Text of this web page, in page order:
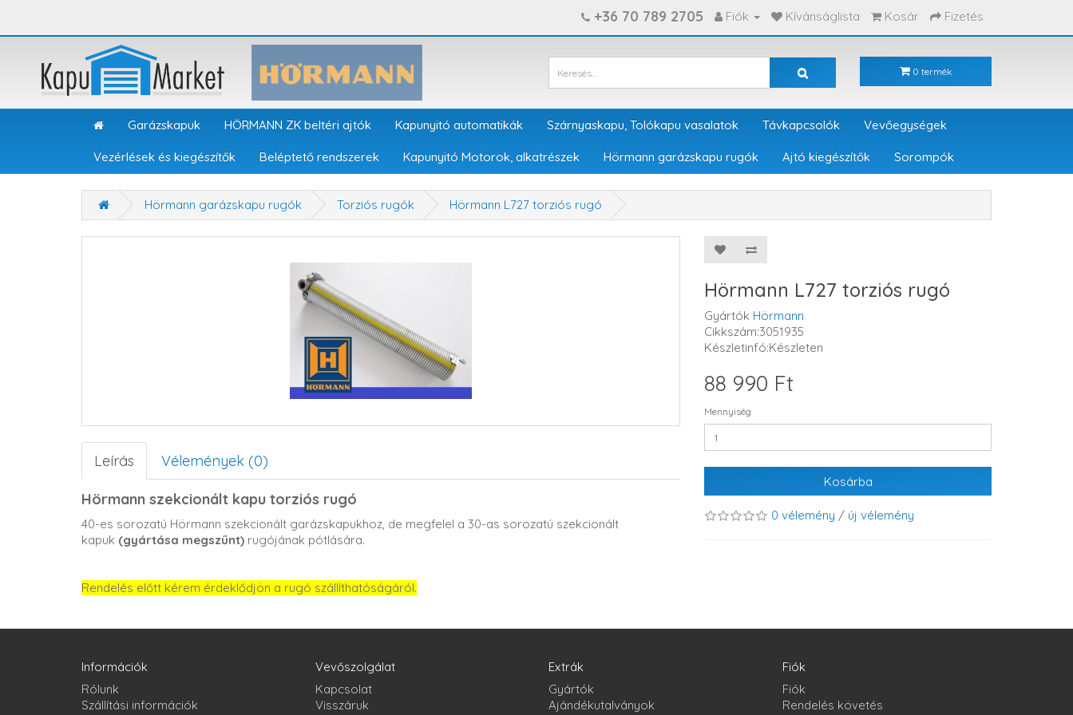
+36 70 789 2705 Fiók Kívánságlista Kosár Fizetés
0 termék
Garázskapuk HÖRMANN ZK beltéri ajtók Kapunyitó automatikák Szárnyaskapu, Tolókapu vasalatok Távkapcsolók Vevőegységek
Vezérlések és kiegészítők Beléptető rendszerek Kapunyitó Motorok, alkatrészek Hörmann garázskapu rugók Ajtó kiegészítők Sorompók
Hörmann garázskapu rugók Torziós rugók Hörmann L727 torziós rugó
Leírás Vélemények (0)
Hörmann szekcionált kapu torziós rugó
40-es sorozatú Hörmann szekcionált garázskapukhoz, de megfelel a 30-as sorozatú szekcionált
kapuk (gyártása megszűnt) rugójának pótlására.
Rendelés előtt kérem érdeklődjön a rugó szállíthatóságáról.
Hörmann L727 torziós rugó
Gyártók Hörmann
Cikkszám:3051935
Készletinfó:Készleten
88 990 Ft
Mennyiség
Kosárba
0 vélemény / új vélemény
Információk
Rólunk
Szállítási információk
Vevőszolgálat
Kapcsolat
Visszáruk
Extrák
Gyártók
Ajándékutalványok
Fiók
Fiók
Rendelés követés